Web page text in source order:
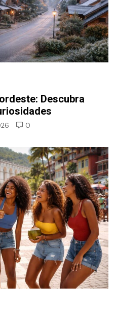
Descubra
0